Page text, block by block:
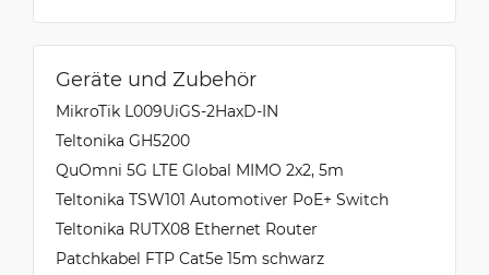
Geräte und Zubehör
MikroTik L009UiGS-2HaxD-IN
Teltonika GH5200
QuOmni 5G LTE Global MIMO 2x2, 5m
Teltonika TSW101 Automotiver PoE+ Switch
Teltonika RUTX08 Ethernet Router
Patchkabel FTP Cat5e 15m schwarz